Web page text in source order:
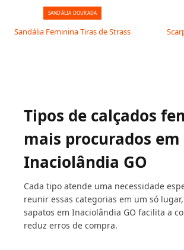
SANDÁLIA DOURADA
Sandália Feminina Tiras de Strass
Tipos de calçados
mais procurados em
Inaciolândia GO
Cada tipo atende uma necessidade
reunir essas categorias em um só
sapatos em Inaciolândia GO facilita a
reduz erros de compra.